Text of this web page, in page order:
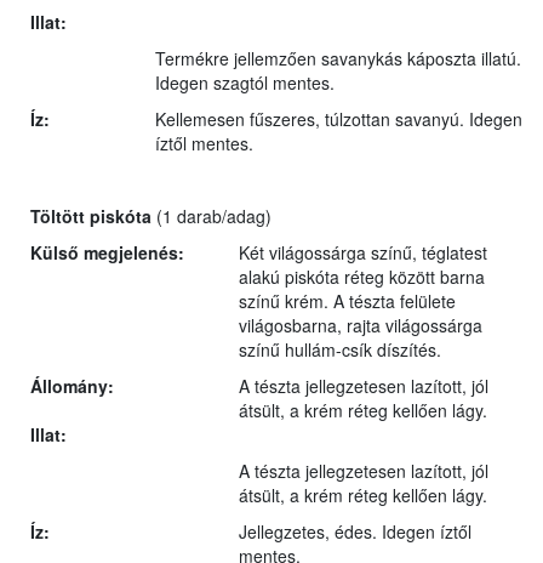
Illat:
Termékre jellemzően savanykás káposzta illatú.
Idegen szagtól mentes.
Íz:
Kellemesen fűszeres, túlzottan savanyú. Idegen
íztől mentes.
Töltött piskóta (1 darab/adag)
Külső megjelenés:
Két világossárga színű, téglatest
alakú piskóta réteg között barna
színű krém. A tészta felülete
világosbarna, rajta világossárga
színű hullám-csík díszítés.
Állomány:
A tészta jellegzetesen lazított, jól
átsült, a krém réteg kellően lágy.
Illat:
A tészta jellegzetesen lazított, jól
átsült, a krém réteg kellően lágy.
Íz:
Jellegzetes, édes. Idegen íztől
mentes.